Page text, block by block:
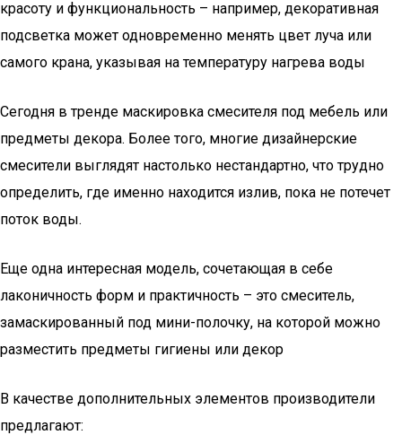
красоту и функциональность – например, декоративная
подсветка может одновременно менять цвет луча или
самого крана, указывая на температуру нагрева воды
Сегодня в тренде маскировка смесителя под мебель или
предметы декора. Более того, многие дизайнерские
смесители выглядят настолько нестандартно, что трудно
определить, где именно находится излив, пока не потечет
поток воды.
Еще одна интересная модель, сочетающая в себе
лаконичность форм и практичность – это смеситель,
замаскированный под мини-полочку, на которой можно
разместить предметы гигиены или декор
В качестве дополнительных элементов производители
предлагают: